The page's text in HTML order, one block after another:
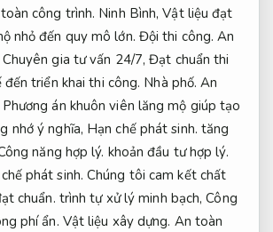
công trình. Ninh Bình,Vật liệu đạt
nhỏ đến quy mô lớn. Đội thi công. An
Chuyên gia tư vấn 24/7,Đạt chuẩn thi
triển khai thi công. Nhà phố. An
Phương án khuôn viên lăng mộ giúp tạo
nhớ ý nghĩa, Hạn chế phát sinh. tăng
năng hợp lý. khoản đầu tư hợp lý.
phát sinh. Chúng tôi cam kết chất
chuẩn. trình tự xử lý minh bạch,Công
phí ẩn. Vật liệu xây dựng. An toàn